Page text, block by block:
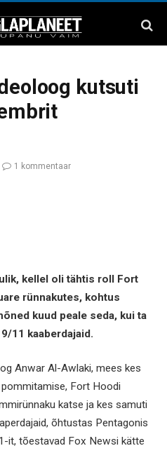
kutsuti
1 kommentaar
kellel oli tähtis roll Fort
rünnakutes, kohtus
kuud peale seda, kui ta
11 kaaberdajaid.
Anwar Al-Awlaki, mees kes
Fort Hoodi
katse ja kes samuti
õhtustas Pentagonis
it, tõestavad Fox Newsi kätte